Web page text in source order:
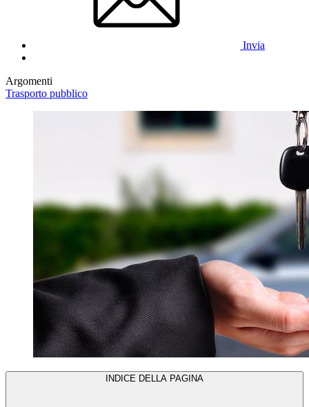
Invia
Argomenti
Trasporto pubblico
INDICE DELLA PAGINA